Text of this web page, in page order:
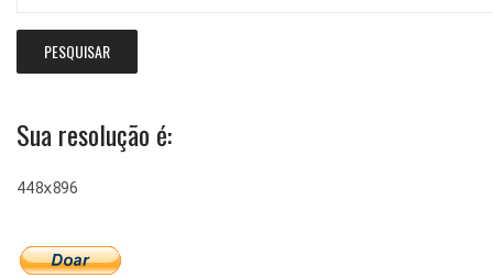
Sua resolução é:
448x896